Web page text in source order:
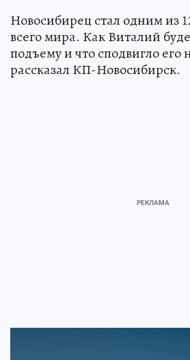
Новосибирец стал одним из
всего мира. Как Виталий
подъему и что сподвигло его
рассказал КП-Новосибирск.